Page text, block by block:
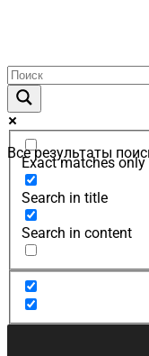
Все результаты
Exact matches only
Search in title
Search in content